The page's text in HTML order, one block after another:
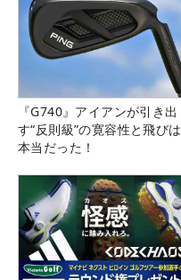
『G740』アイアンが引き出
す“反則級”の寛容性と飛びは
本当だった！